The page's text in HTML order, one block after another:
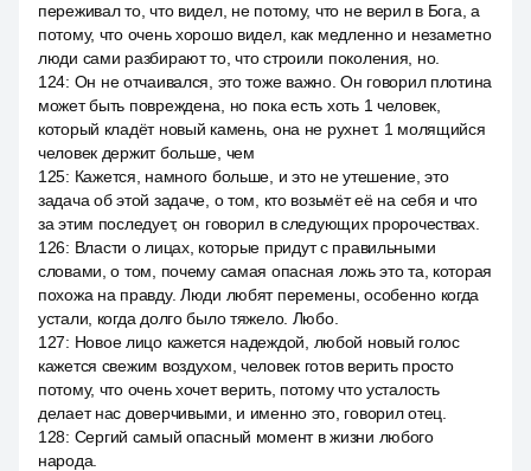
переживал то, что видел, не потому, что не верил в Бога, а
потому, что очень хорошо видел, как медленно и незаметно
люди сами разбирают то, что строили поколения, но.
124: Он не отчаивался, это тоже важно. Он говорил плотина
может быть повреждена, но пока есть хоть 1 человек,
который кладёт новый камень, она не рухнет. 1 молящийся
человек держит больше, чем
125: Кажется, намного больше, и это не утешение, это
задача об этой задаче, о том, кто возьмёт её на себя и что
за этим последует, он говорил в следующих пророчествах.
126: Власти о лицах, которые придут с правильными
словами, о том, почему самая опасная ложь это та, которая
похожа на правду. Люди любят перемены, особенно когда
устали, когда долго было тяжело. Любо.
127: Новое лицо кажется надеждой, любой новый голос
кажется свежим воздухом, человек готов верить просто
потому, что очень хочет верить, потому что усталость
делает нас доверчивыми, и именно это, говорил отец.
128: Сергий самый опасный момент в жизни любого
народа.